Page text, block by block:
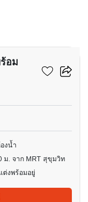
อม
งน้ำ
ม. จาก MRT สุขุมวิท
ต่งพร้อมอยู่